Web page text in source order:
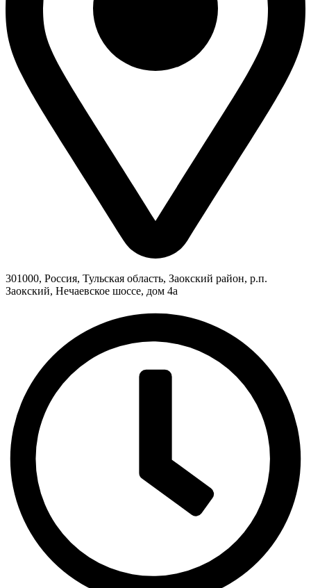
301000, Россия, Тульская область, Заокский район, р.п.
Заокский, Нечаевское шоссе, дом 4а